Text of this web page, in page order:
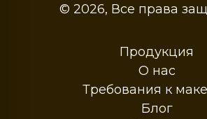
© 2026, Все права
Продукция
О нас
Требования к
Блог